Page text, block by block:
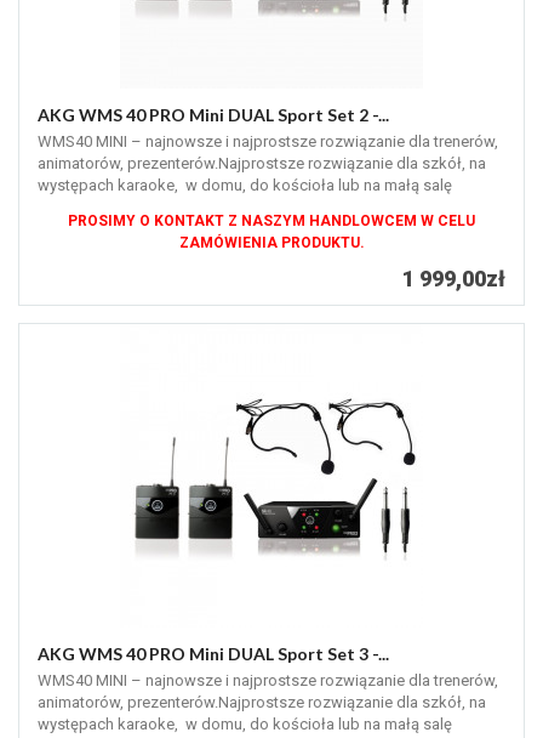
AKG WMS 40 PRO Mini DUAL Sport Set 2 -...
WMS40 MINI – najnowsze i najprostsze rozwiązanie dla trenerów,
animatorów, prezenterów.Najprostsze rozwiązanie dla szkół, na
występach karaoke, w domu, do kościoła lub na małą salę
PROSIMY O KONTAKT Z NASZYM HANDLOWCEM W CELU
ZAMÓWIENIA PRODUKTU.
1 999,00zł
AKG WMS 40 PRO Mini DUAL Sport Set 3 -...
WMS40 MINI – najnowsze i najprostsze rozwiązanie dla trenerów,
animatorów, prezenterów.Najprostsze rozwiązanie dla szkół, na
występach karaoke, w domu, do kościoła lub na małą salę